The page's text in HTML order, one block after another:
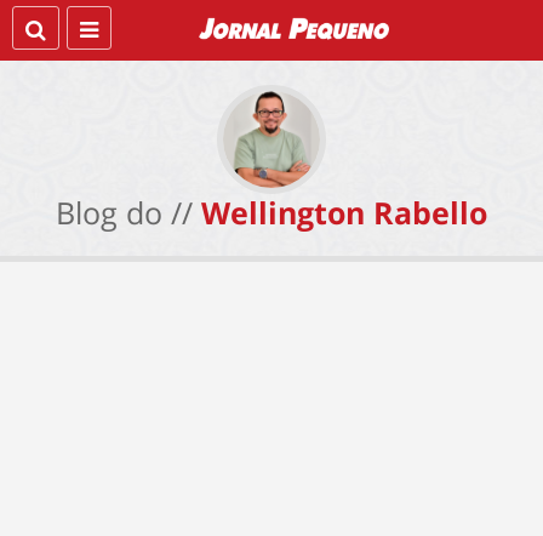
Blog do // Wellington Rabello